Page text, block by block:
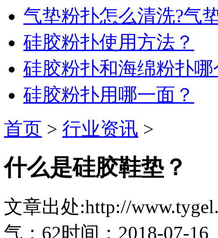
气垫粉扑怎么清洗?气
硅胶粉扑使用方法？
硅胶粉扑和海绵粉扑
硅胶粉扑用哪一面？
首页 > 行业资讯 >
什么是硅胶鞋垫？
文章出处:http://
气：62时间：2018-07-16